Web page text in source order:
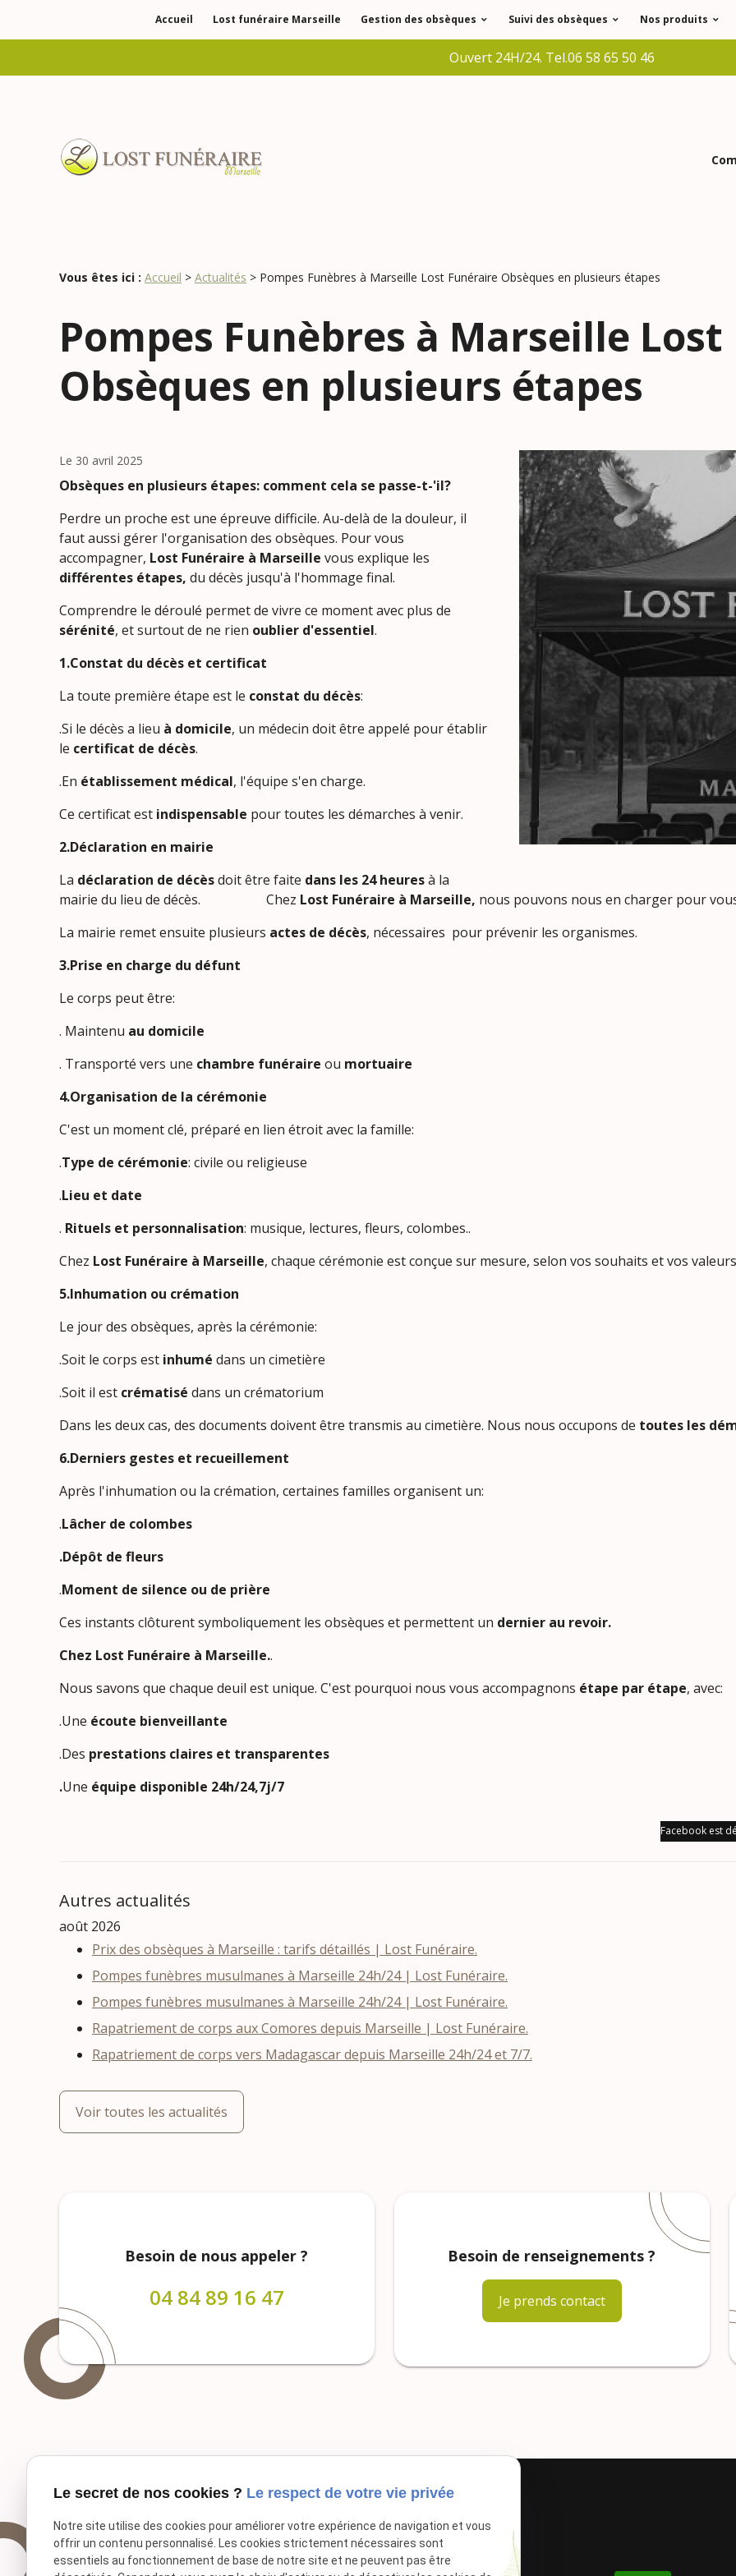
Accueil Lost funéraire Marseille Gestion des obsèques Suivi des obsèques Nos produits
Ouvert 24H/24. Tel.06 58 65 50 46
Vous êtes ici : Accueil > Actualités > Pompes Funèbres à Marseille Lost Funéraire Obsèques en plusieurs étapes
Pompes Funèbres à Marseille
Obsèques en plusieurs étapes
Le 30 avril 2025
Obsèques en plusieurs étapes: comment cela se passe-t-'il?
Perdre un proche est une épreuve difficile. Au-delà de la douleur, il
faut aussi gérer l'organisation des obsèques. Pour vous
accompagner, Lost Funéraire à Marseille vous explique les
différentes étapes, du décès jusqu'à l'hommage final.
Comprendre le déroulé permet de vivre ce moment avec plus de
sérénité, et surtout de ne rien oublier d'essentiel.
1.Constat du décès et certificat
La toute première étape est le constat du décès:
.Si le décès a lieu à domicile, un médecin doit être appelé pour établir
le certificat de décès.
.En établissement médical, l'équipe s'en charge.
Ce certificat est indispensable pour toutes les démarches à venir.
2.Déclaration en mairie
La déclaration de décèsdoit être faite dans les 24 heuresà la
mairie du lieu de décès. Chez Lost Funéraire à Marseille, nous pouvons nous en charger pour
La mairie remet ensuite plusieurs actes de décès, nécessaires pour prévenir les organismes.
3.Prise en charge du défunt
Le corps peut être:
. Maintenu au domicile
. Transporté vers une chambre funéraire ou mortuaire
4.Organisation de la cérémonie
C'est un moment clé, préparé en lien étroit avec la famille:
.Type de cérémonie: civile ou religieuse
.Lieu et date
. Rituels et personnalisation: musique, lectures, fleurs, colombes..
Chez Lost Funéraire à Marseille, chaque cérémonie est conçue sur mesure, selon vos souhaits et vos
5.Inhumation ou crémation
Le jour des obsèques, après la cérémonie:
.Soit le corps est inhumé dans un cimetière
.Soit il est crématisé dans un crématorium
Dans les deux cas, des documents doivent être transmis au cimetière. Nous nous occupons de toutes les
6.Derniers gestes et recueillement
Après l'inhumation ou la crémation, certaines familles organisent un:
.Lâcher de colombes
.Dépôt de fleurs
.Moment de silence ou de prière
Ces instants clôturent symboliquement les obsèques et permettent un dernier au revoir.
Chez Lost Funéraire à Marseille..
Nous savons que chaque deuil est unique. C'est pourquoi nous vous accompagnons étape par étape, avec:
.Une écoute bienveillante
.Des prestations claires et transparentes
.Une équipe disponible 24h/24,7j/7
Facebook est
Autres actualités
août 2026
Prix des obsèques à Marseille : tarifs détaillés | Lost Funéraire.
Pompes funèbres musulmanes à Marseille 24h/24 | Lost Funéraire.
Pompes funèbres musulmanes à Marseille 24h/24 | Lost Funéraire.
Rapatriement de corps aux Comores depuis Marseille | Lost Funéraire.
Rapatriement de corps vers Madagascar depuis Marseille 24h/24 et 7/7.
Voir toutes les actualités
Besoin de nous appeler ?
04 84 89 16 47
Besoin de renseignements ?
Je prends contact
Le secret de nos cookies ? Le respect de votre vie privée
Notre site utilise des cookies pour améliorer votre expérience de navigation et vous
offrir un contenu personnalisé. Les cookies strictement nécessaires sont
essentiels au fonctionnement de base de notre site et ne peuvent pas être